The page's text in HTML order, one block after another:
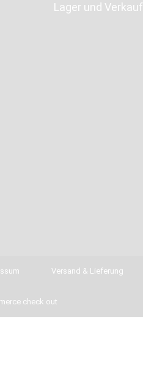
Lager und Verkauf
Versand & Lieferung
check out